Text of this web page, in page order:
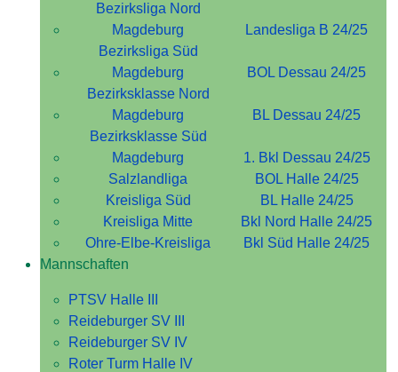
Bezirksliga Nord
Magdeburg
Landesliga B 24/25
Bezirksliga Süd
Magdeburg
BOL Dessau 24/25
Bezirksklasse Nord
Magdeburg
BL Dessau 24/25
Bezirksklasse Süd
Magdeburg
1. Bkl Dessau 24/25
Salzlandliga
BOL Halle 24/25
Kreisliga Süd
BL Halle 24/25
Kreisliga Mitte
Bkl Nord Halle 24/25
Ohre-Elbe-Kreisliga
Bkl Süd Halle 24/25
Mannschaften
PTSV Halle III
Reideburger SV III
Reideburger SV IV
Roter Turm Halle IV